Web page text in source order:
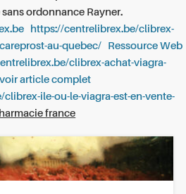
ordonnance Rayner.
https://centrelibrex.be/clibrex-
au-quebec/
Ressource Web
clibrex-achat-viagra-
voir article complet
ile-ou-le-viagra-est-en-vente-
france